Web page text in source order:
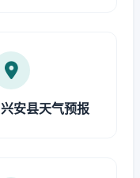
兴安县天气预报